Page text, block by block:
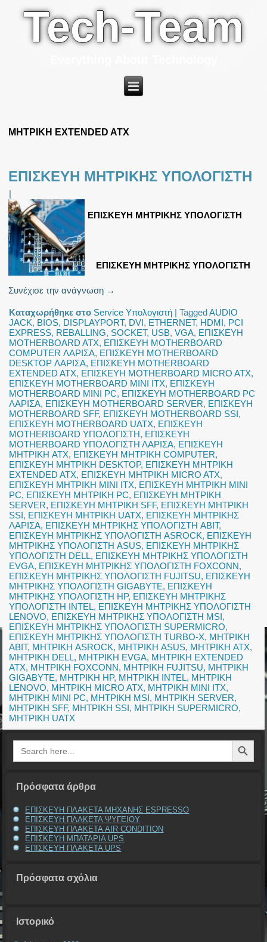
Tech-Team
ΜΗΤΡΙΚΗ EXTENDED ATX
ΕΠΙΣΚΕΥΗ ΜΗΤΡΙΚΗΣ ΥΠΟΛΟΓΙΣΤΗ
|
ΕΠΙΣΚΕΥΗ ΜΗΤΡΙΚΗΣ ΥΠΟΛΟΓΙΣΤΗ
ΕΠΙΣΚΕΥΗ ΜΗΤΡΙΚΗΣ ΥΠΟΛΟΓΙΣΤΗ
Συνέχισε την ανάγνωση →
Καταχωρήθηκε στο Service Υπολογιστή |Tagged AUDIO
JACK, BIOS, DISPLAYPORT, DVI, ETHERNET, HDMI, PCI
EXPRESS, REBALLING, SOCKET, USB,VGA, ΕΠΙΣΚΕΥΗ
MOTHERBOARD ATX, ΕΠΙΣΚΕΥΗ MOTHERBOARD
COMPUTER ΛΑΡΙΣΑ, ΕΠΙΣΚΕΥΗ MOTHERBOARD
DESKTOP ΛΑΡΙΣΑ, ΕΠΙΣΚΕΥΗ MOTHERBOARD
EXTENDED ATX, ΕΠΙΣΚΕΥΗ MOTHERBOARD MICRO ATX,
ΕΠΙΣΚΕΥΗ MOTHERBOARD MINI ITX, ΕΠΙΣΚΕΥΗ
MOTHERBOARD MINI PC, ΕΠΙΣΚΕΥΗ MOTHERBOARD PC
ΛΑΡΙΣΑ, ΕΠΙΣΚΕΥΗ MOTHERBOARD SERVER, ΕΠΙΣΚΕΥΗ
MOTHERBOARD SFF, ΕΠΙΣΚΕΥΗ MOTHERBOARD SSI,
ΕΠΙΣΚΕΥΗ MOTHERBOARD UATX, ΕΠΙΣΚΕΥΗ
MOTHERBOARD ΥΠΟΛΟΓΙΣΤΗ, ΕΠΙΣΚΕΥΗ
MOTHERBOARD ΥΠΟΛΟΓΙΣΤΗ ΛΑΡΙΣΑ, ΕΠΙΣΚΕΥΗ
ΜΗΤΡΙΚΗ ATX, ΕΠΙΣΚΕΥΗ ΜΗΤΡΙΚΗ COMPUTER,
ΕΠΙΣΚΕΥΗ ΜΗΤΡΙΚΗ DESKTOP, ΕΠΙΣΚΕΥΗ ΜΗΤΡΙΚΗ
EXTENDED ATX, ΕΠΙΣΚΕΥΗ ΜΗΤΡΙΚΗ MICRO ATX,
ΕΠΙΣΚΕΥΗ ΜΗΤΡΙΚΗ MINI ITX, ΕΠΙΣΚΕΥΗ ΜΗΤΡΙΚΗ MINI
PC, ΕΠΙΣΚΕΥΗ ΜΗΤΡΙΚΗ PC, ΕΠΙΣΚΕΥΗ ΜΗΤΡΙΚΗ
SERVER, ΕΠΙΣΚΕΥΗ ΜΗΤΡΙΚΗ SFF, ΕΠΙΣΚΕΥΗ ΜΗΤΡΙΚΗ
SSI, ΕΠΙΣΚΕΥΗ ΜΗΤΡΙΚΗ UATX, ΕΠΙΣΚΕΥΗ ΜΗΤΡΙΚΗΣ
ΛΑΡΙΣΑ, ΕΠΙΣΚΕΥΗ ΜΗΤΡΙΚΗΣ ΥΠΟΛΟΓΙΣΤΗ ABIT,
ΕΠΙΣΚΕΥΗ ΜΗΤΡΙΚΗΣ ΥΠΟΛΟΓΙΣΤΗ ASROCK, ΕΠΙΣΚΕΥΗ
ΜΗΤΡΙΚΗΣ ΥΠΟΛΟΓΙΣΤΗ ASUS, ΕΠΙΣΚΕΥΗ ΜΗΤΡΙΚΗΣ
ΥΠΟΛΟΓΙΣΤΗ DELL, ΕΠΙΣΚΕΥΗ ΜΗΤΡΙΚΗΣ ΥΠΟΛΟΓΙΣΤΗ
EVGA, ΕΠΙΣΚΕΥΗ ΜΗΤΡΙΚΗΣ ΥΠΟΛΟΓΙΣΤΗ FOXCONN,
ΕΠΙΣΚΕΥΗ ΜΗΤΡΙΚΗΣ ΥΠΟΛΟΓΙΣΤΗ FUJITSU, ΕΠΙΣΚΕΥΗ
ΜΗΤΡΙΚΗΣ ΥΠΟΛΟΓΙΣΤΗ GIGABYTE, ΕΠΙΣΚΕΥΗ
ΜΗΤΡΙΚΗΣ ΥΠΟΛΟΓΙΣΤΗ HP, ΕΠΙΣΚΕΥΗ ΜΗΤΡΙΚΗΣ
ΥΠΟΛΟΓΙΣΤΗ INTEL, ΕΠΙΣΚΕΥΗ ΜΗΤΡΙΚΗΣ ΥΠΟΛΟΓΙΣΤΗ
LENOVO, ΕΠΙΣΚΕΥΗ ΜΗΤΡΙΚΗΣ ΥΠΟΛΟΓΙΣΤΗ MSI,
ΕΠΙΣΚΕΥΗ ΜΗΤΡΙΚΗΣ ΥΠΟΛΟΓΙΣΤΗ SUPERMICRO,
ΕΠΙΣΚΕΥΗ ΜΗΤΡΙΚΗΣ ΥΠΟΛΟΓΙΣΤΗ TURBO-X, ΜΗΤΡΙΚΗ
ABIT, ΜΗΤΡΙΚΗ ASROCK, ΜΗΤΡΙΚΗ ASUS, ΜΗΤΡΙΚΗ ATX,
ΜΗΤΡΙΚΗ DELL, ΜΗΤΡΙΚΗ EVGA, ΜΗΤΡΙΚΗ EXTENDED
ATX, ΜΗΤΡΙΚΗ FOXCONN, ΜΗΤΡΙΚΗ FUJITSU, ΜΗΤΡΙΚΗ
GIGABYTE, ΜΗΤΡΙΚΗ HP, ΜΗΤΡΙΚΗ INTEL, ΜΗΤΡΙΚΗ
LENOVO, ΜΗΤΡΙΚΗ MICRO ATX, ΜΗΤΡΙΚΗ MINI ITX,
ΜΗΤΡΙΚΗ MINI PC, ΜΗΤΡΙΚΗ MSI, ΜΗΤΡΙΚΗ SERVER,
ΜΗΤΡΙΚΗ SFF, ΜΗΤΡΙΚΗ SSI, ΜΗΤΡΙΚΗ SUPERMICRO,
ΜΗΤΡΙΚΗ UATX
Search
for:
Search Button
Πρόσφατα άρθρα
ΕΠΙΣΚΕΥΗ ΠΛΑΚΕΤΑ ΜΗΧΑΝΗΣ ESPRESSO
ΕΠΙΣΚΕΥΗ ΠΛΑΚΕΤΑ ΨΥΓΕΙΟΥ
ΕΠΙΣΚΕΥΗ ΠΛΑΚΕΤΑ AIR CONDITION
ΕΠΙΣΚΕΥΗ ΜΠΑΤΑΡΙΑ UPS
ΕΠΙΣΚΕΥΗ ΠΛΑΚΕΤΑ UPS
Πρόσφατα σχόλια
Ιστορικό